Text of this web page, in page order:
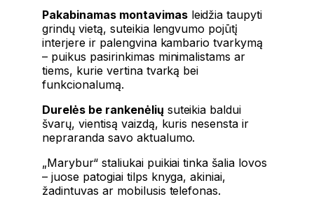
Pakabinamas montavimasleidžia taupyti
grindų vietą, suteikia lengvumo pojūtį
interjere ir palengvina kambario tvarkymą
– puikus pasirinkimas minimalistams ar
tiems, kurie vertina tvarką bei
funkcionalumą.
Durelės be rankenėlių suteikia baldui
švarų, vientisą vaizdą, kuris nesensta ir
nepraranda savo aktualumo.
„Marybur“ staliukai puikiai tinka šalia lovos
– juose patogiai tilps knyga, akiniai,
žadintuvas ar mobilusis telefonas.